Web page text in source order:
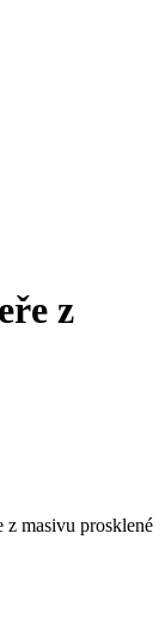
z
masivu prosklené